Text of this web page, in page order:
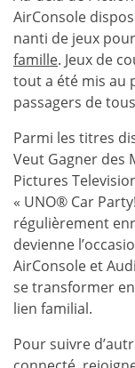
AirConsole
nanti de jeux
famille. Jeux de
tout a été mis au
passagers de
Parmi les titres
Veut Gagner des
Pictures
« UNO® Car
régulièrement
devienne
AirConsole et
se transformer
lien familial.
Pour suivre